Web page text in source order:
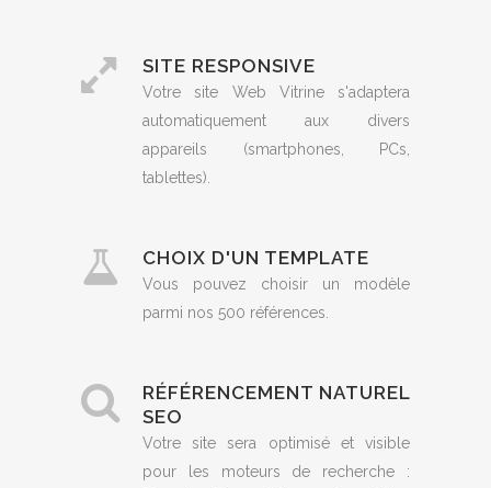
SITE RESPONSIVE
Votre site Web Vitrine s'adaptera
automatiquement aux divers
appareils (smartphones, PCs,
tablettes).
CHOIX D'UN TEMPLATE
Vous pouvez choisir un modèle
parmi nos 500 références.
RÉFÉRENCEMENT NATUREL
SEO
Votre site sera optimisé et visible
pour les moteurs de recherche :